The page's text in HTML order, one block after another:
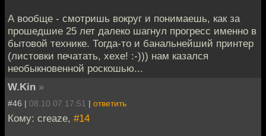
А вообще - смотришь вокруг и понимаешь, как за
прошедшие 25 лет далеко шагнул прогресс именно в
бытовой технике. Тогда-то и банальнейший принтер
(листовки печатать, хехе! :-))) нам казался
необыкновенной роскошью...
W.Kin »
#46 | 08.10.07 17:51 | ответить
Кому: creaze, #14